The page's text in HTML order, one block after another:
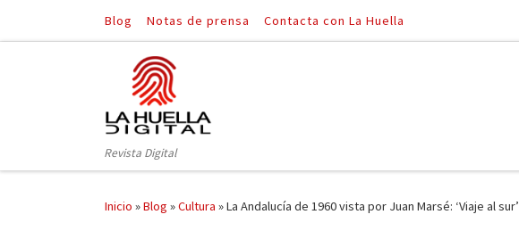
Saltar al contenido
Blog Notas de prensa Contacta con La Huella
Revista Digital
Inicio »Blog »Cultura »La Andalucía de 1960 vista por Juan Marsé: ‘Viaje al sur’